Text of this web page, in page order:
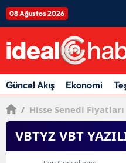
08 Ağustos 2026
Güncel Akış Ekonomi
/ Hisse Senedi Fiyatları
VBTYZ VBT